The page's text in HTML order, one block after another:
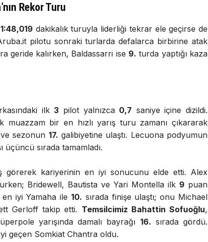
Rekor Turu
1:48,019 dakikalık turuyla liderliği tekrar ele geçirse de
pilotu sonraki turlarda defalarca birbirine atak
geride kalırken, Baldassarri ise 9. turda yaptığı kaza
ilk 3 pilot yalnızca 0,7 saniye içine dizildi.
muazzam bir en hızlı yarış turu zamanı çıkararak
sezonun 17. galibiyetine ulaştı. Lecuona podyumun
üçüncü sırada tamamladı.
görerek kariyerinin en iyi sonucunu elde etti. Alex
Bridewell, Bautista ve Yari Montella ilk 9 puan
iyi Yamaha ile 10. sırada finişe ulaştı; onu Michael
Gerloff takip etti. Temsilcimiz Bahattin Sofuoğlu,
yarışında damalı bayrağı 16. sırada gördü.
geçen Somkiat Chantra oldu.